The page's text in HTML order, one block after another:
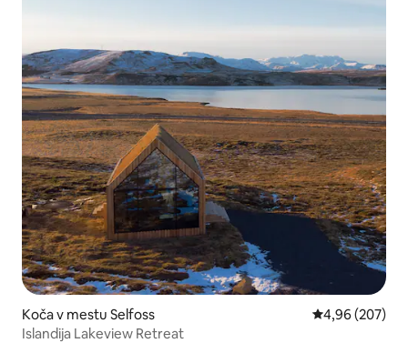
Koča v mestu Selfoss Povprečna
4,96 (207)
Islandija Lakeview Retreat